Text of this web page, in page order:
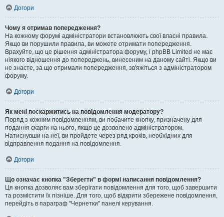
Догори
Чому я отримав попередження?
На кожному форумі адміністратори встановлюють свої власні правила.
Якщо ви порушили правила, ви можете отримати попередження.
Врахуйте, що це рішення адміністратора форуму, і phpBB Limited не має
ніякого відношення до попереджень, винесеним на даному сайті. Якщо ви
не знаєте, за що отримали попередження, зв'яжіться з адміністратором
форуму.
Догори
Як мені поскаржитись на повідомлення модератору?
Поряд з кожним повідомленням, ви побачите кнопку, призначену для
подання скарги на нього, якщо це дозволено адміністратором.
Натиснувши на неї, ви пройдете через ряд кроків, необхідних для
відправлення подання на повідомлення.
Догори
Що означає кнопка "Зберегти" в формі написання повідомлення?
Ця кнопка дозволяє вам зберігати повідомлення для того, щоб завершити
та розмістити їх пізніше. Для того, щоб відкрити збережене повідомлення,
перейдіть в параграф "Чернетки" панелі керування.